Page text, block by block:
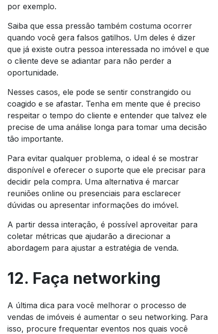
por exemplo.
Saiba que essa pressão também costuma ocorrer
quando você gera falsos gatilhos. Um deles é dizer
que já existe outra pessoa interessada no imóvel e que
o cliente deve se adiantar para não perder a
oportunidade.
Nesses casos, ele pode se sentir constrangido ou
coagido e se afastar. Tenha em mente que é preciso
respeitar o tempo do cliente e entender que talvez ele
precise de uma análise longa para tomar uma decisão
tão importante.
Para evitar qualquer problema, o ideal é se mostrar
disponível e oferecer o suporte que ele precisar para
decidir pela compra. Uma alternativa é marcar
reuniões online ou presenciais para esclarecer
dúvidas ou apresentar informações do imóvel.
A partir dessa interação, é possível aproveitar para
coletar métricas que ajudarão a direcionar a
abordagem para ajustar a estratégia de venda.
12. Faça networking
A última dica para você melhorar o processo de
vendas de imóveis é aumentar o seu networking. Para
isso, procure frequentar eventos nos quais você